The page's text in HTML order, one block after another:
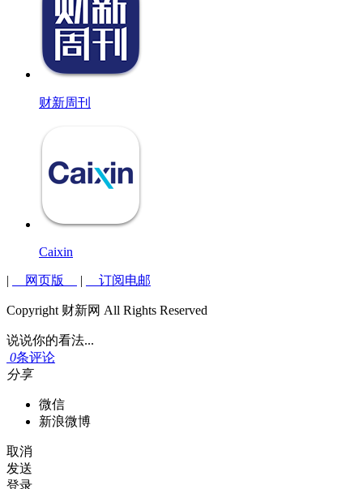
财新周刊
Caixin
| 网页版 | 订阅电邮
Copyright 财新网 All Rights Reserved
说说你的看法...
0条评论
分享
微信
新浪微博
取消
发送
登录